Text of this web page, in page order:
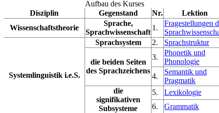
Aufbau des Kurses
Disziplin
Gegenstand Nr.
Lektion
Wissenschaftstheorie
Sprache,
Sprachwissenschaft
1.
Fragestellungen
Systemlinguistik i.e.S.
Sprachsystem 2. Sprachstruktur
die beiden Seiten
des Sprachzeichens
3.
Phonetik und
Phonologie
4.
Semantik und
Pragmatik
die
signifikativen
Subsysteme
5.
Lexikologie
6.
Grammatik